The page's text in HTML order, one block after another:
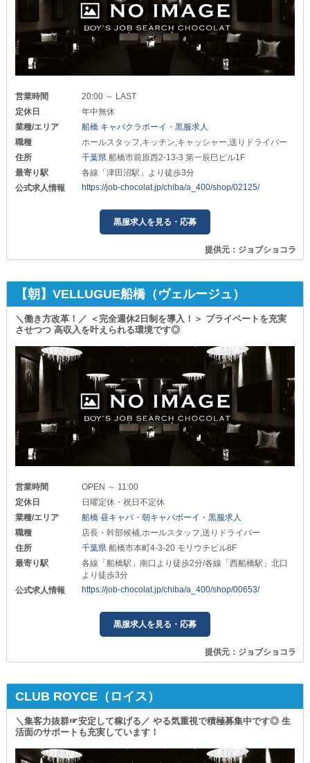
営業時間
20:00 ～ LAST
定休日
年中無休
業種/エリア
船橋 キャバクラボーイ・黒服求人
職種
ホールスタッフ,キッチン,キャッシャー,送りドライバー
住所
千葉県船橋市前原西2-13-3 第一辰巳ビル1F
最寄り駅
各線「津田沼駅」より徒歩3分
公式求人情報
https://job-chocolat.jp/chiba/a_400/shop/02125/
黒服求人を見る・応募
提供元：ジョブショコラ
【朝】VELLUGUE船橋（ヴェルージュ）
＼働き方改革！／ ＜完全週休2日制を導入！＞ プライベートを充実
させつつ 高収入を叶えられる環境です◎
営業時間
OPEN ～ 11:00
定休日
日曜定休・祝日不定休
業種/エリア
船橋 昼キャバ・朝キャバボーイ・黒服求人
職種
店長・幹部候補,ホールスタッフ,送りドライバー
住所
千葉県船橋市本町4-3-20 モリウチビル8F
最寄り駅
各線「船橋駅」南口より徒歩2分/各線「西船橋駅」北口
より徒歩3分
公式求人情報
https://job-chocolat.jp/chiba/a_400/shop/00653/
黒服求人を見る・応募
提供元：ジョブショコラ
CLUB ROYCE（ロイス）
＼集客力抜群☞安定して稼げる／ やる気重視で積極募集中です◎ 生
活面のサポートも充実しています！